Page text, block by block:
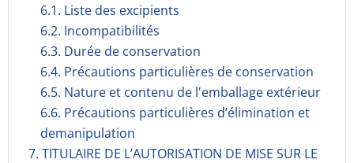
6.1. Liste des excipients
6.2. Incompati­bilités
6.3. Durée de conservation
6.4. Précautions particulières de conservation
6.5. Nature et contenu de l'emballage extérieur
6.6. Précautions particulières d’élimination et
demanipulation
7. TITULAIRE DE L’AUTORISATION DE MISE SUR LE